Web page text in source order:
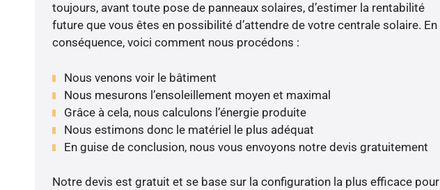
toujours, avant toute pose de panneaux solaires, d’estimer la rentabilité
future que vous êtes en possibilité d’attendre de votre centrale solaire. En
conséquence, voici comment nous procédons :
Nous venons voir le bâtiment
Nous mesurons l’ensoleillement moyen et maximal
Grâce à cela, nous calculons l’énergie produite
Nous estimons donc le matériel le plus adéquat
En guise de conclusion, nous vous envoyons notre devis gratuitement
Notre devis est gratuit et se base sur la configuration la plus efficace pour